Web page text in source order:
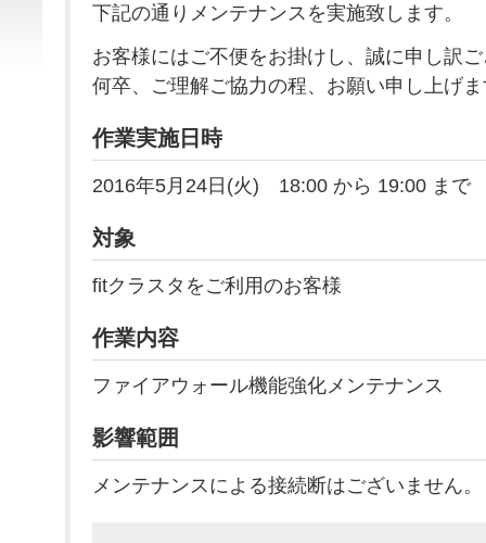
下記の通りメンテナンスを実施致します。
お客様にはご不便をお掛けし、誠に申し訳
何卒、ご理解ご協力の程、お願い申し上げ
作業実施日時
2016年5月24日(火) 18:00 から 19:00 まで
対象
fitクラスタをご利用のお客様
作業内容
ファイアウォール機能強化メンテナンス
影響範囲
メンテナンスによる接続断はございません。